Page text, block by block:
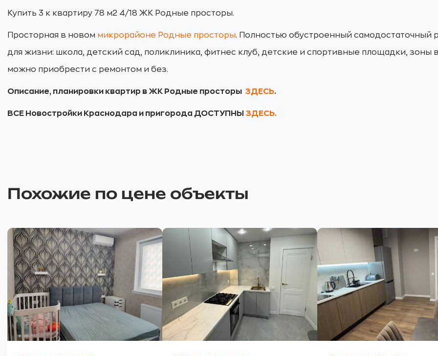
Купить 3 к квартиру 78 м2 4/18 ЖК Родные просторы.
Просторная в новом микрорайоне Родные просторы. Полностью обустроенный самодостаточный
для жизни: школа, детский сад, поликлиника, фитнес клуб, детские и спортивные площадки, зоны
можно приобрести с ремонтом и без.
Описание, планировки квартир в ЖК Родные просторы ЗДЕСЬ.
ВСЕ Новостройки Краснодара и пригорода ДОСТУПНЫ ЗДЕСЬ.
Похожие по цене объекты